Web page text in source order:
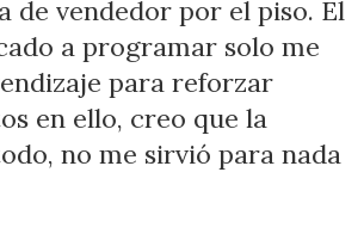
de vendedor por el piso. El
a programar solo me
para reforzar
en ello, creo que la
no me sirvió para nada